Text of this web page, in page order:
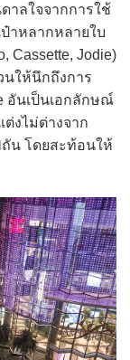
าลใจจากการใช้
ป๋าหลากหลายใบ
Cassette, Jodie)
นให้นึกถึงการ
อันเป็นเอกลักษณ์
งไม่ต่างจาก
น โดยสะท้อนให้